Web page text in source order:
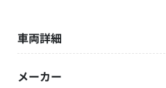
車両詳細
メーカー